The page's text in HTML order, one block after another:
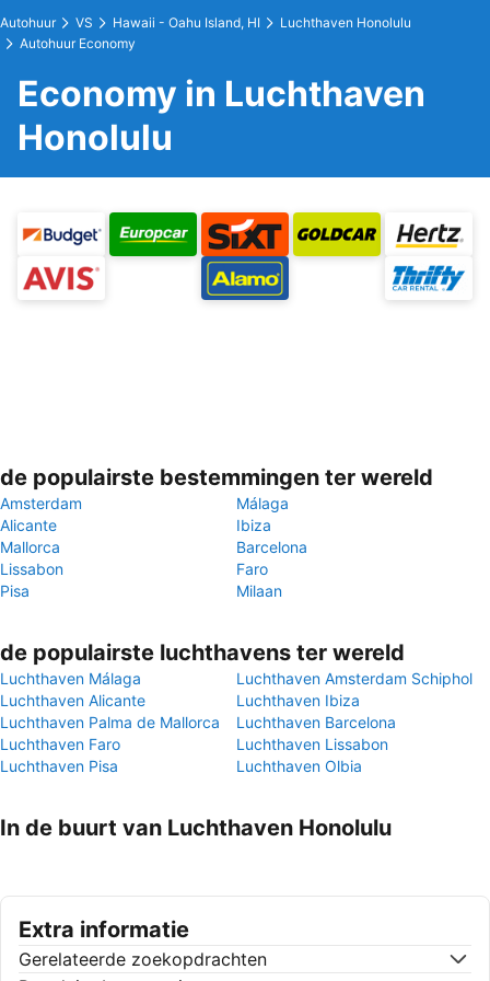
Autohuur VS Hawaii - Oahu Island, HI
Luchthaven Honolulu
Autohuur Economy
Economy in Luchthaven
Honolulu
de populairste bestemmingen ter wereld
Amsterdam
Málaga
Alicante
Ibiza
Mallorca
Barcelona
Lissabon
Faro
Pisa
Milaan
de populairste luchthavens ter wereld
Luchthaven Málaga
Luchthaven Amsterdam Schiphol
Luchthaven Alicante
Luchthaven Ibiza
Luchthaven Palma de Mallorca
Luchthaven Barcelona
Luchthaven Faro
Luchthaven Lissabon
Luchthaven Pisa
Luchthaven Olbia
In de buurt van Luchthaven Honolulu
Extra informatie
Gerelateerde zoekopdrachten